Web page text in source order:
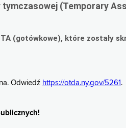
(Temporary
(gotówkowe), które zostały
Odwiedź https://otda.ny.gov/5261 .